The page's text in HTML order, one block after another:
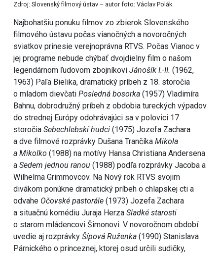
Zdroj: Slovenský filmový ústav – autor foto: Václav Polák
Najbohatšiu ponuku filmov zo zbierok Slovenského
filmového ústavu počas vianočných a novoročných
sviatkov prinesie verejnoprávna RTVS. Počas Vianoc v
jej programe nebude chýbať dvojdielny film o našom
legendárnom ľudovom zbojníkovi Jánošík I.-II. (1962,
1963) Paľa Bielika, dramatický príbeh z 18. storočia
o mladom dievčati Posledná bosorka (1957) Vladimíra
Bahnu, dobrodružný príbeh z obdobia tureckých výpadov
do strednej Európy odohrávajúci sa v polovici 17.
storočia Sebechlebskí hudci (1975) Jozefa Zachara
a dve filmové rozprávky Dušana Trančíka Mikola
a Mikolko (1988) na motívy Hansa Christiana Andersena
a Sedem jednou ranou (1988) podľa rozprávky Jacoba a
Wilhelma Grimmovcov. Na Nový rok RTVS svojim
divákom ponúkne dramatický príbeh o chlapskej cti a
odvahe Očovské pastorále (1973) Jozefa Zachara
a situačnú komédiu Juraja Herza Sladké starosti
o starom mládencovi Šimonovi. V novoročnom období
uvedie aj rozprávky Šípová Ruženka (1990) Stanislava
Párnického o princeznej, ktorej osud určili sudičky,